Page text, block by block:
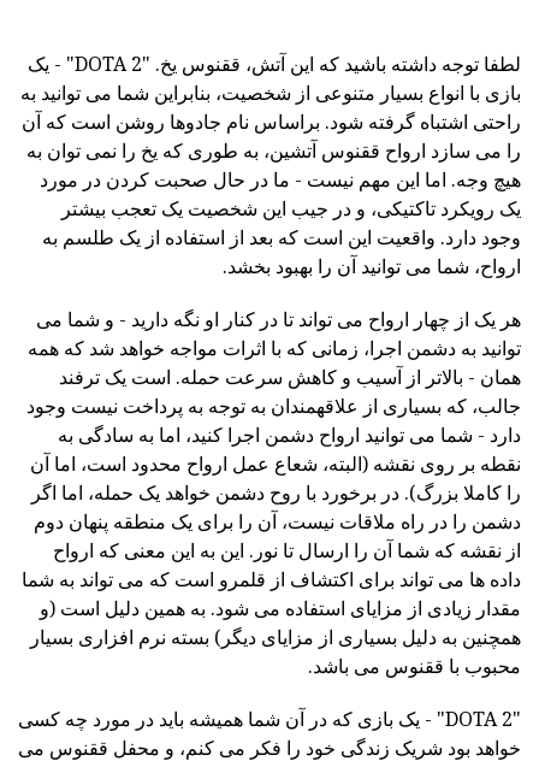
لطفا توجه داشته باشید که این آتش، ققنوس یخ. "DOTA 2" - یک
بازی با انواع بسیار متنوعی از شخصیت، بنابراین شما می توانید به
راحتی اشتباه گرفته شود. براساس نام جادوها روشن است که آن
را می سازد ارواح ققنوس آتشین، به طوری که یخ را نمی توان به
هیچ وجه. اما این مهم نیست - ما در حال صحبت کردن در مورد
یک رویکرد تاکتیکی، و در جیب این شخصیت یک تعجب بیشتر
وجود دارد. واقعیت این است که بعد از استفاده از یک طلسم به
ارواح، شما می توانید آن را بهبود بخشد.
هر یک از چهار ارواح می تواند تا در کنار او نگه دارید - و شما می
توانید به دشمن اجرا، زمانی که با اثرات مواجه خواهد شد که همه
همان - بالاتر از آسیب و کاهش سرعت حمله. است یک ترفند
جالب، که بسیاری از علاقهمندان به توجه به پرداخت نیست وجود
دارد - شما می توانید ارواح دشمن اجرا کنید، اما به سادگی به
نقطه بر روی نقشه (البته، شعاع عمل ارواح محدود است، اما آن
را کاملا بزرگ). در برخورد با روح دشمن خواهد یک حمله، اما اگر
دشمن را در راه ملاقات نیست، آن را برای یک منطقه پنهان دوم
از نقشه که شما آن را ارسال تا نور. این به این معنی که ارواح
داده ها می تواند برای اکتشاف از قلمرو است که می تواند به شما
مقدار زیادی از مزایای استفاده می شود. به همین دلیل است (و
همچنین به دلیل بسیاری از مزایای دیگر) بسته نرم افزاری بسیار
محبوب با ققنوس می باشد.
"DOTA 2" - یک بازی که در آن شما همیشه باید در مورد چه کسی
خواهد بود شریک زندگی خود را فکر می کنم، و محفل ققنوس می